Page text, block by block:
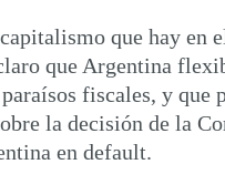
que hay
que Argentina
fiscales, y que
la decisión de la
en default.